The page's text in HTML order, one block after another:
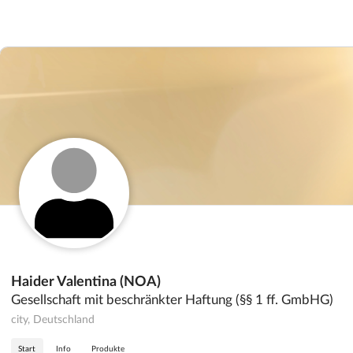
Haider Valentina (NOA)
Gesellschaft mit beschränkter Haftung (§§ 1 ff. GmbHG)
city, Deutschland
Start Info Produkte